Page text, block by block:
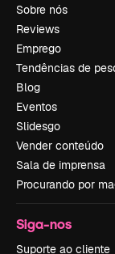
Sobre nós
Reviews
Emprego
Tendências de
Blog
Eventos
Slidesgo
Vender conteúdo
Sala de imprensa
Procurando por
Siga-nos
Suporte ao cliente